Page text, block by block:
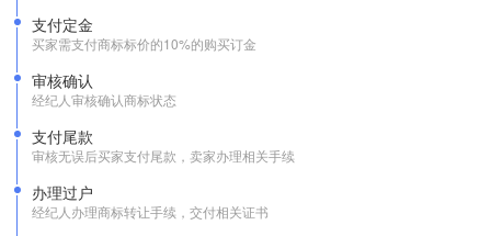
支付定金
买家需支付商标标价的10%的购买订金
审核确认
经纪人审核确认商标状态
支付尾款
审核无误后买家支付尾款，卖家办理相关手续
办理过户
经纪人办理商标转让手续，交付相关证书